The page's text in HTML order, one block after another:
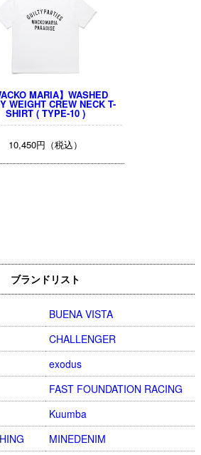
MARIA】WASHED
WEIGHT CREW NECK T-
SHIRT ( TYPE-10 )
10,450円（税込）
ブランドリスト
BUENA VISTA
CHALLENGER
exodus
FAST FOUNDATION RACING
Kuumba
MINEDENIM